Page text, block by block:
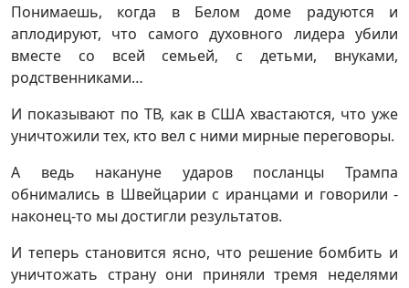
Понимаешь, когда в Белом доме радуются и
аплодируют, что самого духовного лидера убили
вместе со всей семьей, с детьми, внуками,
родственниками…
И показывают по ТВ, как в США хвастаются, что уже
уничтожили тех, кто вел с ними мирные переговоры.
А ведь накануне ударов посланцы Трампа
обнимались в Швейцарии с иранцами и говорили -
наконец-то мы достигли результатов.
И теперь становится ясно, что решение бомбить и
уничтожать страну они приняли тремя неделями